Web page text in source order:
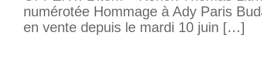
numérotée Hommage à Ady Paris
en vente depuis le mardi 10 juin […]